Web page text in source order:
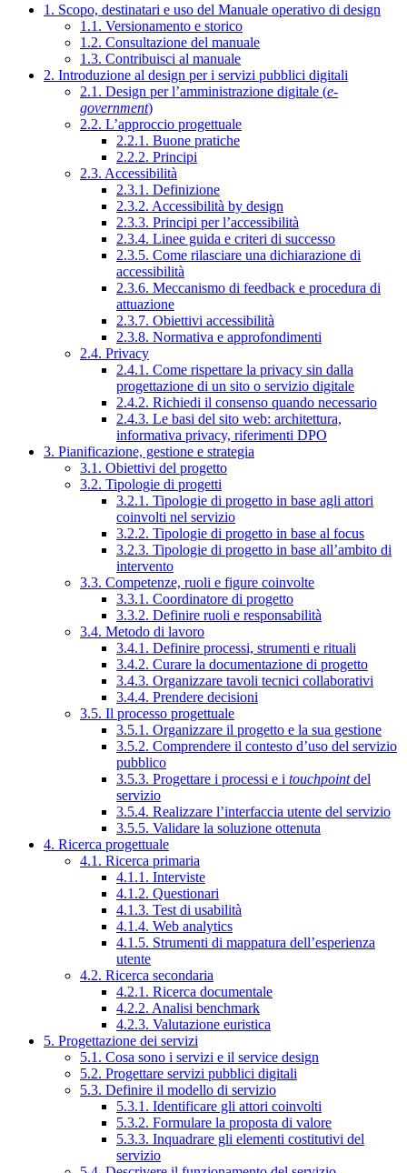
1. Scopo, destinatari e uso del Manuale operativo di design
1.1. Versionamento e storico
1.2. Consultazione del manuale
1.3. Contribuisci al manuale
2. Introduzione al design per i servizi pubblici digitali
2.1. Design per l’amministrazione digitale (e-
government)
2.2. L’approccio progettuale
2.2.1. Buone pratiche
2.2.2. Principi
2.3. Accessibilità
2.3.1. Definizione
2.3.2. Accessibilità by design
2.3.3. Principi per l’accessibilità
2.3.4. Linee guida e criteri di successo
2.3.5. Come rilasciare una dichiarazione di
accessibilità
2.3.6. Meccanismo di feedback e procedura di
attuazione
2.3.7. Obiettivi accessibilità
2.3.8. Normativa e approfondimenti
2.4. Privacy
2.4.1. Come rispettare la privacy sin dalla
progettazione di un sito o servizio digitale
2.4.2. Richiedi il consenso quando necessario
2.4.3. Le basi del sito web: architettura,
informativa privacy, riferimenti DPO
3. Pianificazione, gestione e strategia
3.1. Obiettivi del progetto
3.2. Tipologie di progetti
3.2.1. Tipologie di progetto in base agli attori
coinvolti nel servizio
3.2.2. Tipologie di progetto in base al focus
3.2.3. Tipologie di progetto in base all’ambito di
intervento
3.3. Competenze, ruoli e figure coinvolte
3.3.1. Coordinatore di progetto
3.3.2. Definire ruoli e responsabilità
3.4. Metodo di lavoro
3.4.1. Definire processi, strumenti e rituali
3.4.2. Curare la documentazione di progetto
3.4.3. Organizzare tavoli tecnici collaborativi
3.4.4. Prendere decisioni
3.5. Il processo progettuale
3.5.1. Organizzare il progetto e la sua gestione
3.5.2. Comprendere il contesto d’uso del servizio
pubblico
3.5.3. Progettare i processi e i touchpointdel
servizio
3.5.4. Realizzare l’interfaccia utente del servizio
3.5.5. Validare la soluzione ottenuta
4. Ricerca progettuale
4.1. Ricerca primaria
4.1.1. Interviste
4.1.2. Questionari
4.1.3. Test di usabilità
4.1.4. Web analytics
4.1.5. Strumenti di mappatura dell’esperienza
utente
4.2. Ricerca secondaria
4.2.1. Ricerca documentale
4.2.2. Analisi benchmark
4.2.3. Valutazione euristica
5. Progettazione dei servizi
5.1. Cosa sono i servizi e il service design
5.2. Progettare servizi pubblici digitali
5.3. Definire il modello di servizio
5.3.1. Identificare gli attori coinvolti
5.3.2. Formulare la proposta di valore
5.3.3. Inquadrare gli elementi costitutivi del
servizio